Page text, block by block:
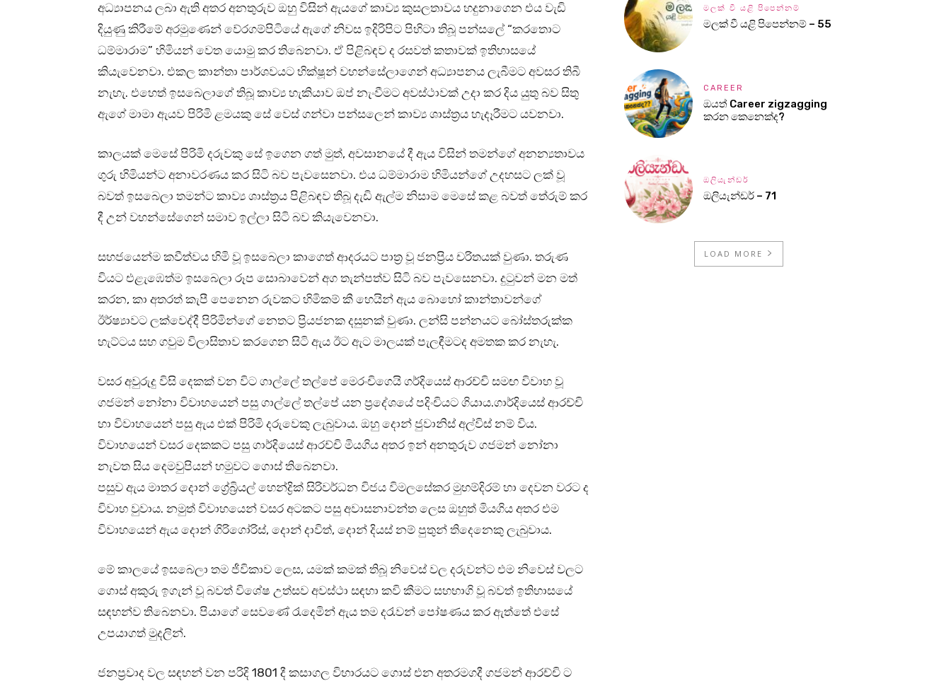
අධ්‍යාපනය ලබා ඇති අතර අනතුරුව ඔහු විසින් ඇයගේ කාව්‍ය කුසලතාවය හදුනාගෙන එය වැඩි
දියුණු කිරීමේ අරමුණෙන් වේරගම්පිටියේ ඇගේ නිවස ඉදිරිපිට පිහිටා තිබූ පන්සලේ “කරතොට
ධම්මාරාම” හිමියන් වෙත යොමු කර තිබෙනවා. ඒ පිළිබඳව ද රසවත් කතාවක් ඉතිහාසයේ
කියැවෙනවා. එකල කාන්තා පාර්ශවයට භික්ෂූන් වහන්සේලාගෙන් අධ්‍යාපනය ලැබීමට අවසර තිබී
නැහැ. එහෙත් ඉසබෙලාගේ තිබූ කාව්‍ය හැකියාව ඔප් නැංවීමට අවස්ථාවක් උදා කර දිය යුතු බව සිතු
ඇගේ මාමා ඇයව පිරිමි ළමයකු සේ වෙස් ගන්වා පන්සලෙන් කාව්‍ය ශාස්ත්‍රය හැදෑරීමට යවනවා.
කාලයක් මෙසේ පිරිමි දරුවකු සේ ඉගෙන ගත් මුත්, අවසානයේ දී ඇය විසින් තමන්ගේ අනන්‍යතාවය
ගුරු හිමියන්ට අනාවරණය කර සිටි බව පැවසෙනවා. එය ධම්මාරාම හිමියන්ගේ උදහසට ලක් වූ
බවත් ඉසබෙලා තමන්ට කාව්‍ය ශාස්ත්‍රය පිළිබඳව තිබූ දැඩි ඇල්ම නිසාම මෙසේ කළ බවත් තේරුම් කර
දී උන් වහන්සේගෙන් සමාව ඉල්ලා සිටි බව කියැවෙනවා.
සහජයෙන්ම කවීත්වය හිමි වූ ඉසබෙලා කාගෙත් ආදරයට පාත්‍ර වූ ජනප්‍රිය චරිතයක් වුණා. තරුණ
වියට එළැඹෙත්ම ඉසබෙලා රූප සොබාවෙන් අග තැන්පත්ව සිටි බව පැවසෙනවා. දුටුවන් මන මත්
කරන, කා අතරත් කැපී පෙනෙන රුවකට හිමිකම් කී හෙයින් ඇය බොහෝ කාන්තාවන්ගේ
ඊර්ෂ්‍යාවට ලක්වෙද්දී පිරිමින්ගේ නෙතට ප්‍රියජනක දසුනක් වුණා. ලන්සි පන්නයට බෝස්තරුක්ක
හැට්ටය සහ ගවුම විලාසිතාව කරගෙන සිටි ඇය ඊට ඇට මාලයක් පැලඳීමටද අමතක කර නැහැ.
වසර අවුරුදු විසි දෙකක් වන විට ගාල්ලේ තල්පේ මෙරංචිගෙයි ගර්දියෙස්‌ ආරච්චි සමඟ විවාහ වූ
ගජමන් නෝනා විවාහයෙන් පසු ගාල්ලේ තල්පේ යන ප්‍රදේශයේ පදිංචියට ගියාය.ගාර්දියෙස් ආරච්චි
හා විවාහයෙන් පසු ඇය එක්‌ පිරිමි දරුවෙකු ලැබුවාය. ඔහු දොන් ජුවානිස්‌ අල්විස්‌ නම් විය.
විවාහයෙන් වසර දෙකකට පසු ගාර්දියෙස් ආරච්චි මියගිය අතර ඉන් අනතුරුව ගජමන් නෝනා
නැවත සිය දෙමවුපියන් හමුවට ගොස් තිබෙනවා.
පසුව ඇය මාතර දොන් ග්‍රේබ්‍රියල් හෙන්ද්‍රික්‌ සිරිවර්ධන විජය විමලසේකර මුහම්දිරම් හා දෙවන වරට ද
විවාහ වුවාය. නමුත් විවාහයෙන් වසර අටකට පසු අවාසනාවන්ත ලෙස ඔහුත් මියගිය අතර එම
විවාහයෙන් ඇය දොන් ගිරිගෝරිස්‌, දොන් දාවිත්, දොන් දියස්‌ නම් පුතුන් තිදෙනෙකු ලැබුවාය.
මේ කාලයේ ඉසබෙලා තම ජීවිකාව ලෙස, යමක් කමක් තිබූ නිවෙස් වල දරුවන්ට එම නිවෙස් වලට
ගොස් අකුරු ඉගැන් වූ බවත් විශේෂ උත්සව අවස්ථා සඳහා කවි කීමට සහභාගි වූ බවත් ඉතිහාසයේ
සඳහන්ව තිබෙනවා. පියාගේ සෙවණේ රැදෙමින් ඇය තම දරැවන් පෝෂණය කර ඇත්තේ එසේ
උපයාගත් මුදලින්.
ජනප්‍රවාද වල සඳහන් වන පරිදි 1801 දී කසාගල විහාරයට ගොස් එන අතරමගදී ගජමන් ආරච්චි ට
මලක් වී යළි පිපෙන්නම්
මලක් වී යළි පිපෙන්නම් – 55
CAREER
ඔයත් Career zigzagging
කරන කෙනෙක්ද?
ඔලියැන්ඩර්
ඔලියැන්ඩර් – 71
LOAD MORE